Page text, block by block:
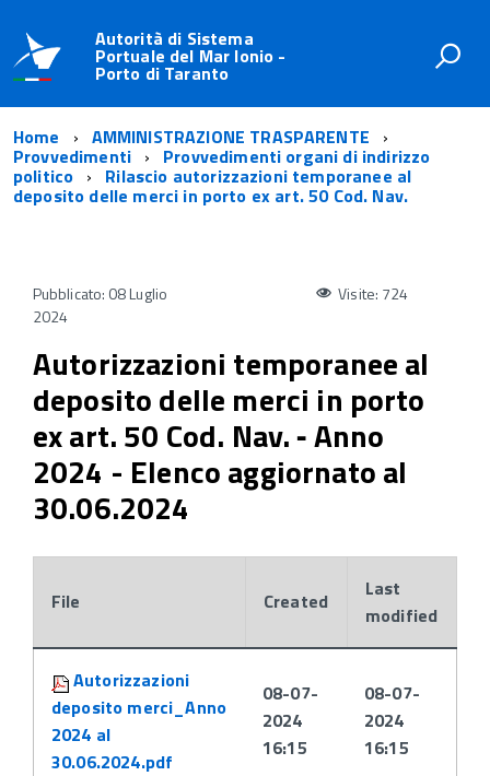
Autorità di Sistema
Portuale del Mar Ionio -
Porto di Taranto
Home AMMINISTRAZIONE TRASPARENTE
Provvedimenti Provvedimenti organi di indirizzo
politico Rilascio autorizzazioni temporanee al
deposito delle merci in porto ex art. 50 Cod. Nav.
Pubblicato: 08 Luglio
2024
Visite: 724
Autorizzazioni temporanee al
deposito delle merci in porto
ex art. 50 Cod. Nav. ‐ Anno
2024 - Elenco aggiornato al
30.06.2024
Attachments:
File Created
Last
modified
Autorizzazioni
deposito merci_Anno
2024 al
30.06.2024.pdf
08-07-
2024
16:15
08-07-
2024
16:15